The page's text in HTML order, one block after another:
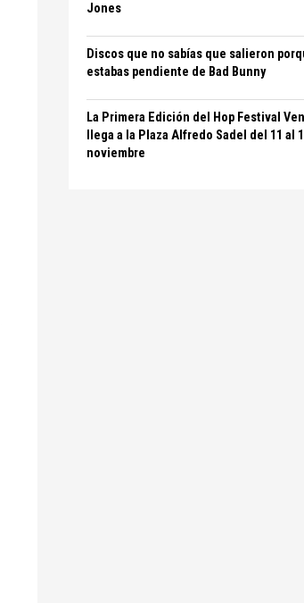
Jones
Discos que no sabías que salieron
estabas pendiente de Bad Bunny
La Primera Edición del Hop Festival
llega a la Plaza Alfredo Sadel del 11 al
noviembre